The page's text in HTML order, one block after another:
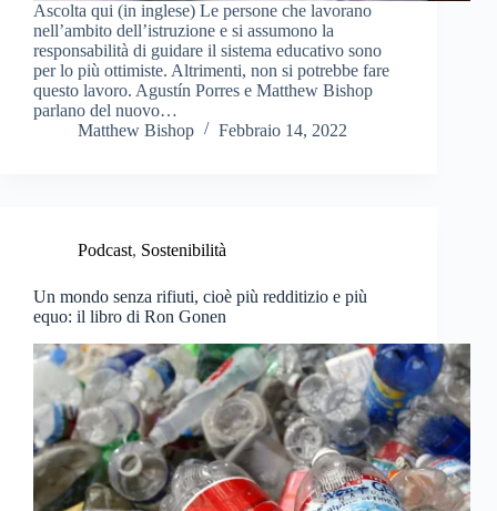
Ascolta qui (in inglese) Le persone che lavorano
nell’ambito dell’istruzione e si assumono la
responsabilità di guidare il sistema educativo sono
per lo più ottimiste. Altrimenti, non si potrebbe fare
questo lavoro. Agustín Porres e Matthew Bishop
parlano del nuovo…
Matthew Bishop
Febbraio 14, 2022
Podcast, Sostenibilità
Un mondo senza rifiuti, cioè più redditizio e più
equo: il libro di Ron Gonen